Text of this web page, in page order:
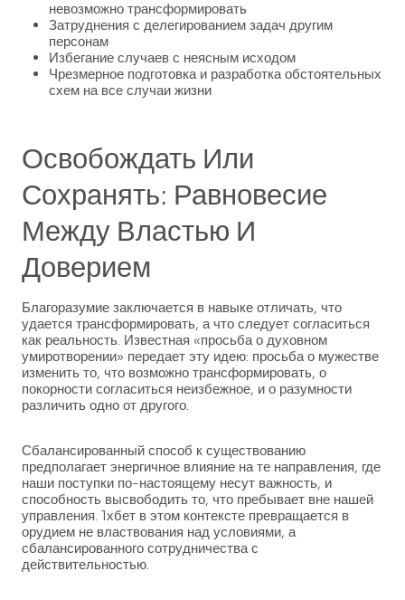
невозможно трансформировать
Затруднения с делегированием задач другим
персонам
Избегание случаев с неясным исходом
Чрезмерное подготовка и разработка обстоятельных
схем на все случаи жизни
Освобождать Или
Сохранять: Равновесие
Между Властью И
Доверием
Благоразумие заключается в навыке отличать, что
удается трансформировать, а что следует согласиться
как реальность. Известная «просьба о духовном
умиротворении» передает эту идею: просьба о мужестве
изменить то, что возможно трансформировать, о
покорности согласиться неизбежное, и о разумности
различить одно от другого.
Сбалансированный способ к существованию
предполагает энергичное влияние на те направления, где
наши поступки по-настоящему несут важность, и
способность высвободить то, что пребывает вне нашей
управления. 1хбет в этом контексте превращается в
орудием не властвования над условиями, а
сбалансированного сотрудничества с
действительностью.